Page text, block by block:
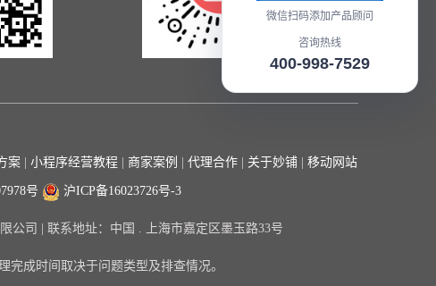
案 小程序经营教程 商家案例 代理合作 关于妙铺 移动网站
号 沪ICP备16023726号-3
公司 | 联系地址：中国 . 上海市嘉定区墨玉路33号
成时间取决于问题类型及排查情况。
微信扫码添加产品顾问
咨询热线
400-998-7529
在线咨询